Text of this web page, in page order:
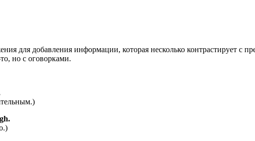
для добавления информации, которая несколько контрастирует с
но с оговорками.